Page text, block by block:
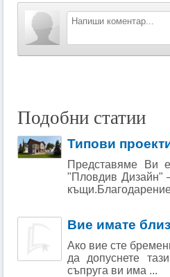
Подобни статии
Типови
Представяме Ви
"Пловдив Дизайн"
Вие имате
Ако вие сте
да допуснете
съпруга ви има ...